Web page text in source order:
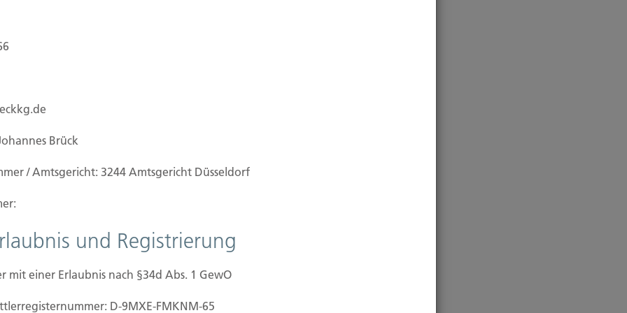
nach § 15
übermitteln.
der gesetzlichen
§ 15
Brück
/ Amtsgericht: 3244 Amtsgericht Düsseldorf
und Registrierung
mit einer Erlaubnis nach §34d Abs. 1 GewO
D-9MXE-FMKNM-65